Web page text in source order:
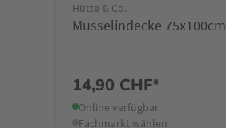
Hütte & Co.
Musselindecke 75x100cm
14,90 CHF*
Online verfügbar
Fachmarkt wählen